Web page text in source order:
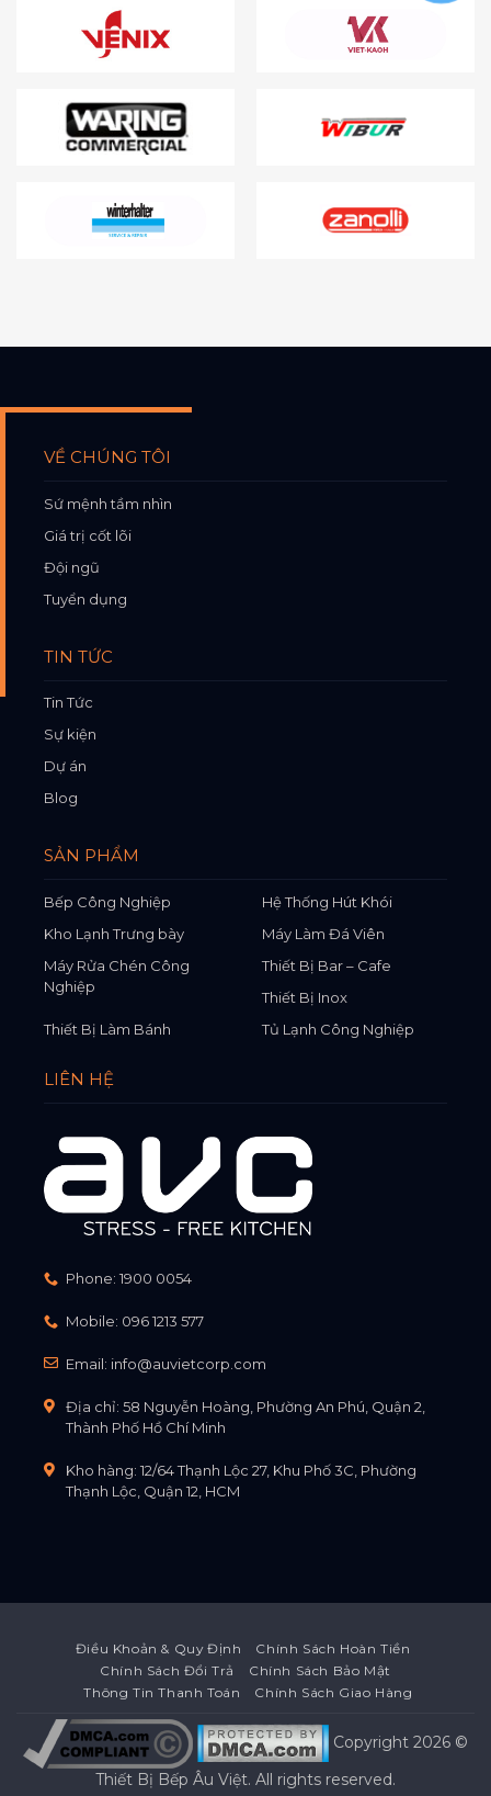
VỀ CHÚNG TÔI
Sứ mệnh tầm nhìn
Giá trị cốt lõi
Đội ngũ
Tuyển dụng
TIN TỨC
Tin Tức
Sự kiện
Dự án
Blog
SẢN PHẨM
Bếp Công Nghiệp
Hệ Thống Hút Khói
Kho Lạnh Trưng bày
Máy Làm Đá Viên
Máy Rửa Chén Công
Nghiệp
Thiết Bị Bar – Cafe
Thiết Bị Inox
Thiết Bị Làm Bánh
Tủ Lạnh Công Nghiệp
LIÊN HỆ
Phone: 1900 0054
Mobile: 096 1213 577
Email: info@auvietcorp.com
Địa chỉ: 58 Nguyễn Hoàng, Phường An Phú, Quận 2,
Thành Phố Hồ Chí Minh
Kho hàng: 12/64 Thạnh Lộc 27, Khu Phố 3C, Phường
Thạnh Lộc, Quận 12, HCM
Điều Khoản & Quy Định
Chính Sách Hoàn Tiền
Chính Sách Đổi Trả
Chính Sách Bảo Mật
Thông Tin Thanh Toán
Chính Sách Giao Hàng
Copyright 2026 ©
Thiết Bị Bếp Âu Việt. All rights reserved.